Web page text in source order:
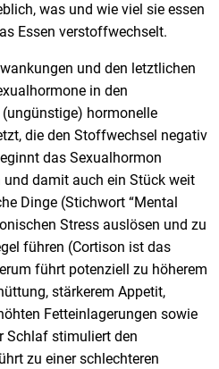
was und wie viel sie essen
Essen verstoffwechselt.
und den letztlichen
in den
hormonelle
die den Stoffwechsel negativ
das Sexualhormon
und damit auch ein Stück weit
Dinge (Stichwort “Mental
Stress auslösen und zu
führen (Cortison ist das
führt potenziell zu höherem
stärkerem Appetit,
Fetteinlagerungen sowie
Schlaf stimuliert den
zu einer schlechteren